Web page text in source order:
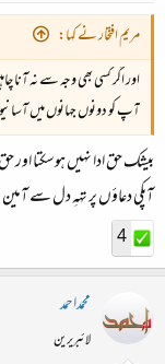
مریم افتخار نے کہا:
اور اگر کسی بھی وجہ سے نہ آنا
آپ کو دونوں جہانوں میں
بیشک حق ادا نہیں ہوسکتا
آپکی دعاؤں پر تہہِ دل سے آمین
4
محمداحمد
لائبریرین